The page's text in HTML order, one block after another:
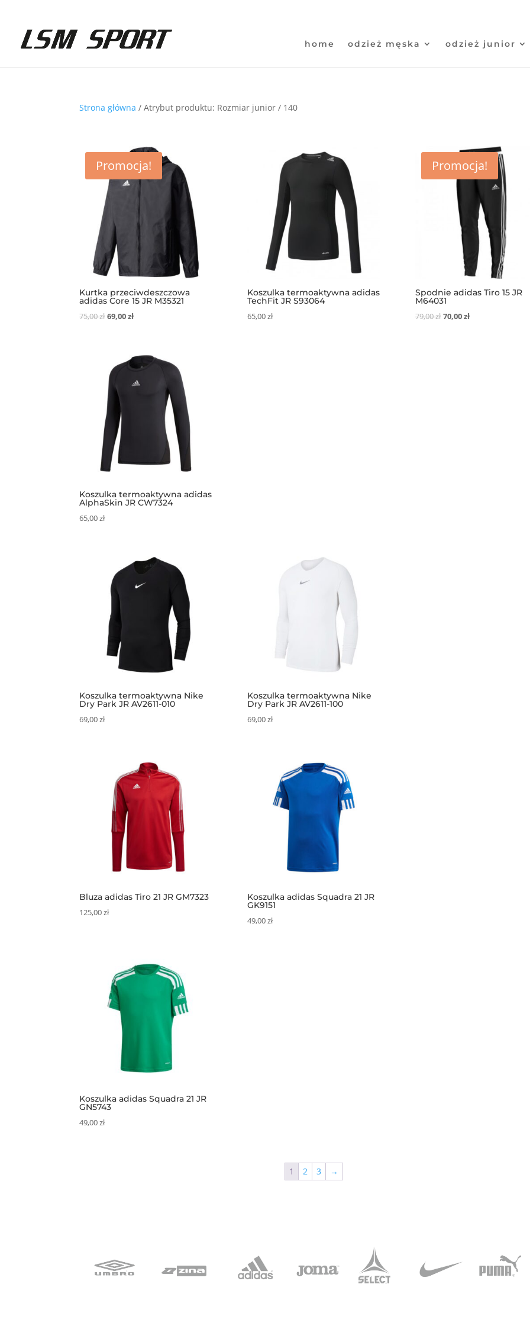
home odzież męska odzież junior
Strona główna / Atrybut produktu: Rozmiar junior / 140
Promocja!
Kurtka przeciwdeszczowa
adidas Core 15 JR M35321
75,00zł Pierwotna
75,00 zł.
69,00złAktualna
69,00 zł.
Koszulka termoaktywna adidas
TechFit JR S93064
65,00zł
Promocja!
Spodnie adidas Tiro 15 JR
M64031
79,00zł Pierwotna
70,00złAktualna
Koszulka termoaktywna adidas
AlphaSkin JR CW7324
65,00zł
Koszulka termoaktywna Nike
Dry Park JR AV2611-010
69,00zł
Koszulka termoaktywna Nike
Dry Park JR AV2611-100
69,00zł
Bluza adidas Tiro 21 JR GM7323
125,00zł
Koszulka adidas Squadra 21 JR
GK9151
49,00zł
Koszulka adidas Squadra 21 JR
GN5743
49,00zł
1 2 3 →